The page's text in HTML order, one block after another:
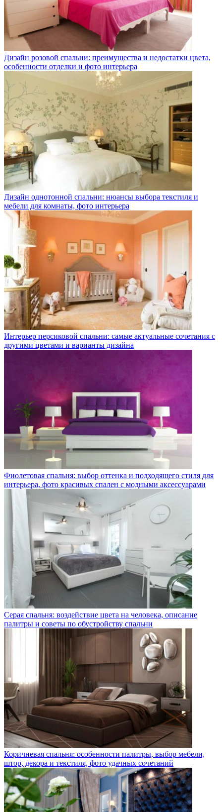
Дизайн розовой спальни: преимущества и недостатки цвета,
особенности отделки и фото интерьера
Дизайн однотонной спальни: нюансы выбора текстиля и
мебели для комнаты, фото интерьера
Интерьер персиковой спальни: самые актуальные сочетания с
другими цветами и варианты дизайна
Фиолетовая спальня: выбор оттенка и подходящего стиля для
интерьера, фото красивых спален с модными аксессуарами
Серая спальня: воздействие цвета на человека, описание
палитры и советы по обустройству спальни
Коричневая спальня: особенности палитры, выбор мебели,
штор, декора и текстиля, фото удачных сочетаний